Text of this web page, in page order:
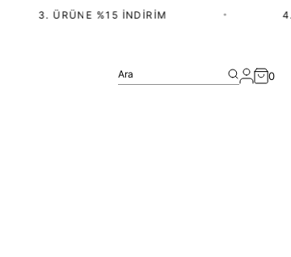
3. ÜRÜNE %15 İNDIRIM
Ara 0